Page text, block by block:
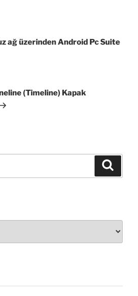
ağ üzerinden Android Pc Suite
(Timeline) Kapak